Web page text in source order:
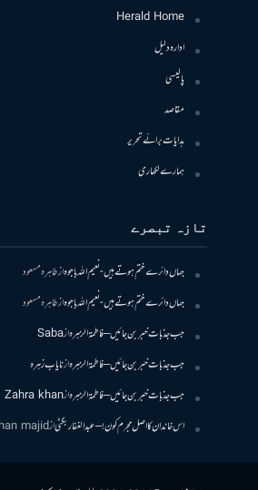
Herald Home
ادارہ دلیل
پالیسی
مقاصد
ہدایات برائے تحریر
ہمارے لکھاری
تازہ تبصرے
جہاں دائرے ختم ہوتے ہیں- نعیم اللہ باجوہازطاہرہ مسعود
جہاں دائرے ختم ہوتے ہیں- نعیم اللہ باجوہازطاہرہ مسعود
جب جذبات خبر بن جائیں – فاطمۃالزہرہازSaba
جب جذبات خبر بن جائیں – فاطمۃالزہرہازنایاب زہرہ
جب جذبات خبر بن جائیں – فاطمۃالزہرہازZahra khan
اس خاندان کا اصل مجرم کون! – عبدالغفار بگٹیازmajid